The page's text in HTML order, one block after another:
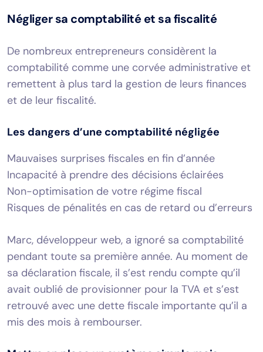
Négliger sa comptabilité et sa fiscalité
De nombreux entrepreneurs considèrent la
comptabilité comme une corvée administrative et
remettent à plus tard la gestion de leurs finances
et de leur fiscalité.
Les dangers d’une comptabilité négligée
Mauvaises surprises fiscales en fin d’année
Incapacité à prendre des décisions éclairées
Non-optimisation de votre régime fiscal
Risques de pénalités en cas de retard ou d’erreurs
Marc, développeur web, a ignoré sa comptabilité
pendant toute sa première année. Au moment de
sa déclaration fiscale, il s’est rendu compte qu’il
avait oublié de provisionner pour la TVA et s’est
retrouvé avec une dette fiscale importante qu’il a
mis des mois à rembourser.